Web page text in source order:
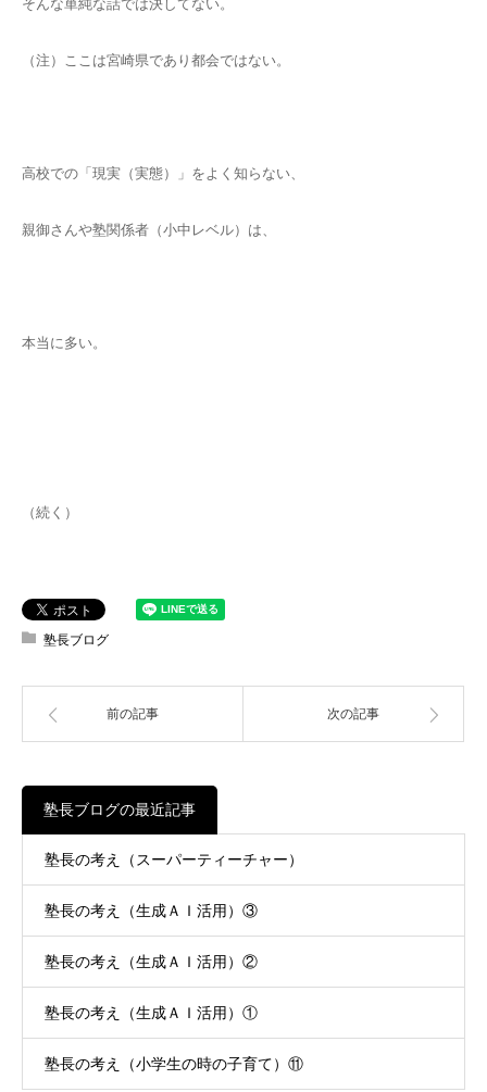
そんな単純な話では決してない。
（注）ここは宮崎県であり都会ではない。
高校での「現実（実態）」をよく知らない、
親御さんや塾関係者（小中レベル）は、
本当に多い。
（続く）
塾長ブログ
前の記事 次の記事
塾長ブログの最近記事
塾長の考え（スーパーティーチャー）
塾長の考え（生成ＡＩ活用）③
塾長の考え（生成ＡＩ活用）②
塾長の考え（生成ＡＩ活用）①
塾長の考え（小学生の時の子育て）⑪